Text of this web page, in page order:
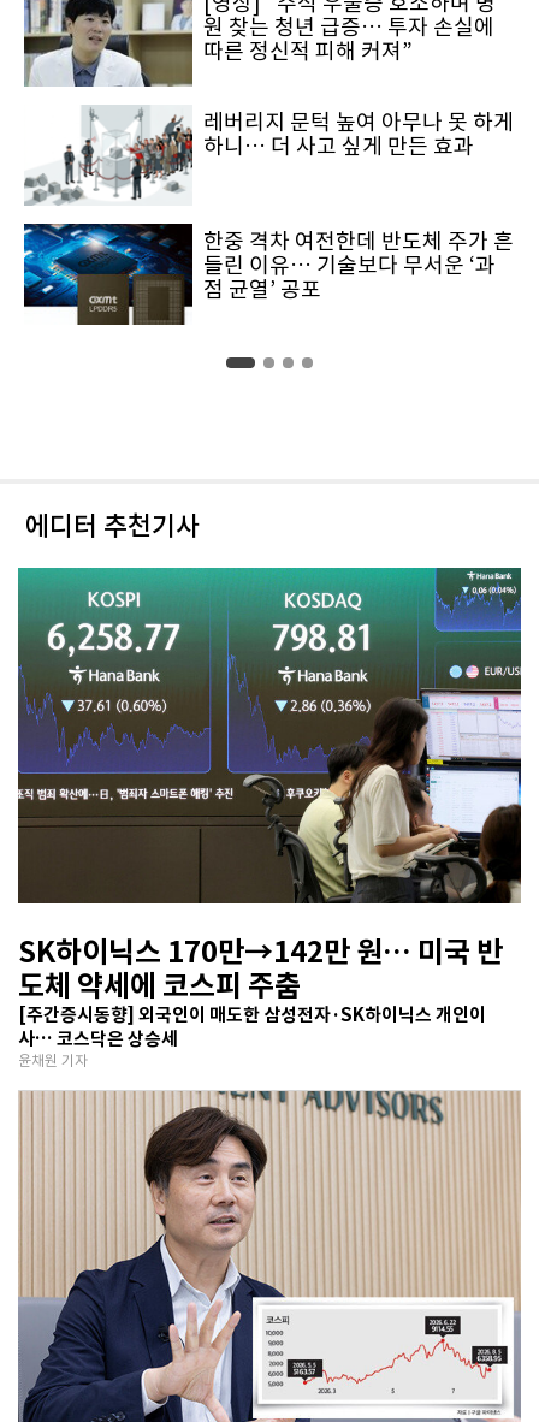
원 찾는 청년 급증… 투자 손실에
따른 정신적 피해 커져”
레버리지 문턱 높여 아무나 못 하게
하니… 더 사고 싶게 만든 효과
한중 격차 여전한데 반도체 주가 흔
들린 이유… 기술보다 무서운 ‘과
점 균열’ 공포
에디터 추천기사
SK하이닉스 170만→142만 원… 미국 반
도체 약세에 코스피 주춤
[주간증시동향] 외국인이 매도한 삼성전자·SK하이닉스 개인이
사… 코스닥은 상승세
윤채원 기자